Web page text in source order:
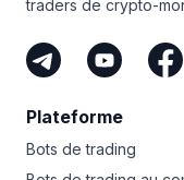
besoin de
transactions.
de Bitsgap pour
traders de crypto-
Plateforme
Bots de trading